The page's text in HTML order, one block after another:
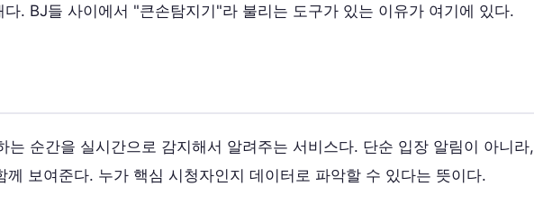
. BJ들 사이에서 "큰손탐지기"라 불리는 도구가 있는 이유가 여기에 있다.
는 순간을 실시간으로 감지해서 알려주는 서비스다. 단순 입장 알림이 아니
보여준다. 누가 핵심 시청자인지 데이터로 파악할 수 있다는 뜻이다.